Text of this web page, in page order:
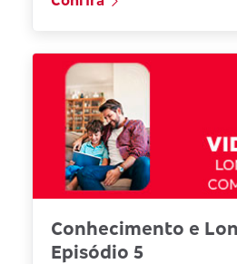
Conhecimento e
Episódio 5